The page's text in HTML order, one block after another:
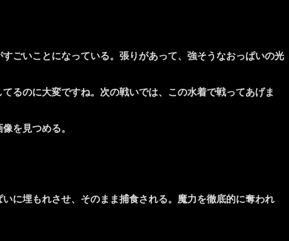
ごいことになっている。張りがあって、強そうなおっぱいの光
るのに大変ですね。次の戦いでは、この水着で戦ってあげま
を見つめる。
に埋もれさせ、そのまま捕食される。魔力を徹底的に奪われ